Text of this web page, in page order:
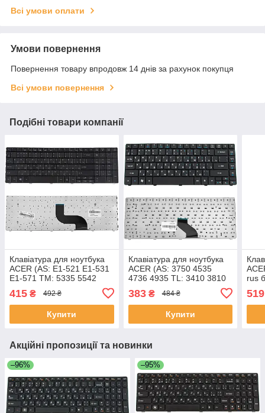
Всі умови оплати
Умови повернення
Повернення товару впродовж 14 днів за рахунок покупця
Всі умови повернення
Подібні товари компанії
Клавіатура для ноутбука
ACER (AS: E1-521 E1-531
E1-571 TM: 5335 5542
5735 5740 5744 7740 8571
8572) rus чорний
415 ₴ 492 ₴
Купити
Клавіатура для ноутбука
ACER (AS: 3750 4535
4736 4935 TL: 3410 3810
4410 4810 EM: D440 D442
D528 D640 D730) rus
383₴ 484 ₴
Купити
rus
519
Акційні пропозиції та новинки
–96% –95%